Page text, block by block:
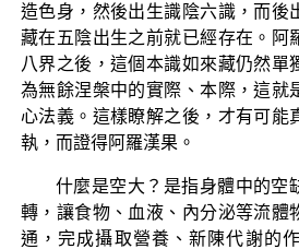
造色身，然後出生識陰六識，而後
藏在五陰出生之前就已經存在。阿
八界之後，這個本識如來藏仍然單
為無餘涅槃中的實際、本際，這就
心法義。這樣瞭解之後，才有可能
執，而證得阿羅漢果。
什麼是空大？是指身體中的空
轉，讓食物、血液、內分泌等流體
通，完成攝取營養、新陳代謝的